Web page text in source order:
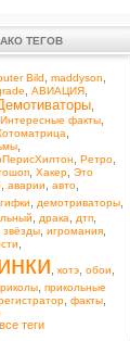
ТЕГОВ
Bild maddyson
АВИАЦИЯ
Интересные факты
Ретро
Хакер Это
аварии авто
гифки демотриваторы
драка дтп
звёзды игромания
котэ обои
прикольные
факты
теги